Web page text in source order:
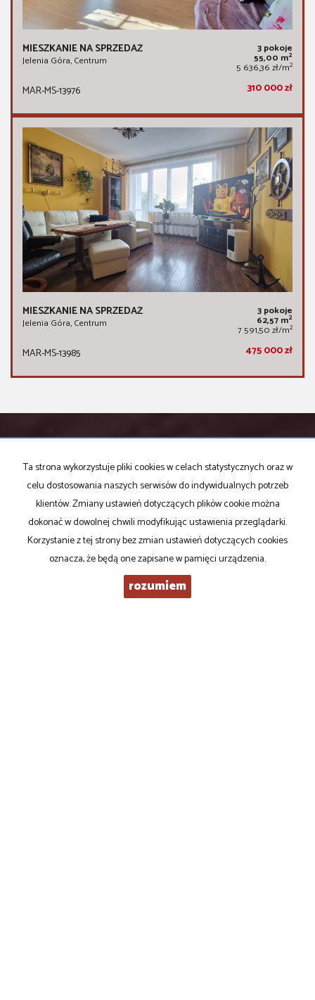
MIESZKANIE NA SPRZEDAŻ
Jelenia Góra, Centrum
3 pokoje
55,00 m2
5 636,36 zł/m2
MAR-MS-13976 310 000 zł
MIESZKANIE NA SPRZEDAŻ
Jelenia Góra, Centrum
3 pokoje
62,57 m2
7 591,50 zł/m2
MAR-MS-13985 475 000 zł
KONTAKT DO AGENTA - LESZEK ŚRODECKI
Ta strona wykorzystuje pliki cookies w celach statystycznych oraz w
celu dostosowania naszych serwisów do indywidualnych potrzeb
klientów. Zmiany ustawień dotyczących plików cookie można
dokonać w dowolnej chwili modyfikując ustawienia przeglądarki.
Korzystanie z tej strony bez zmian ustawień dotyczących cookies
oznacza, że będą one zapisane w pamięci urządzenia.
rozumiem